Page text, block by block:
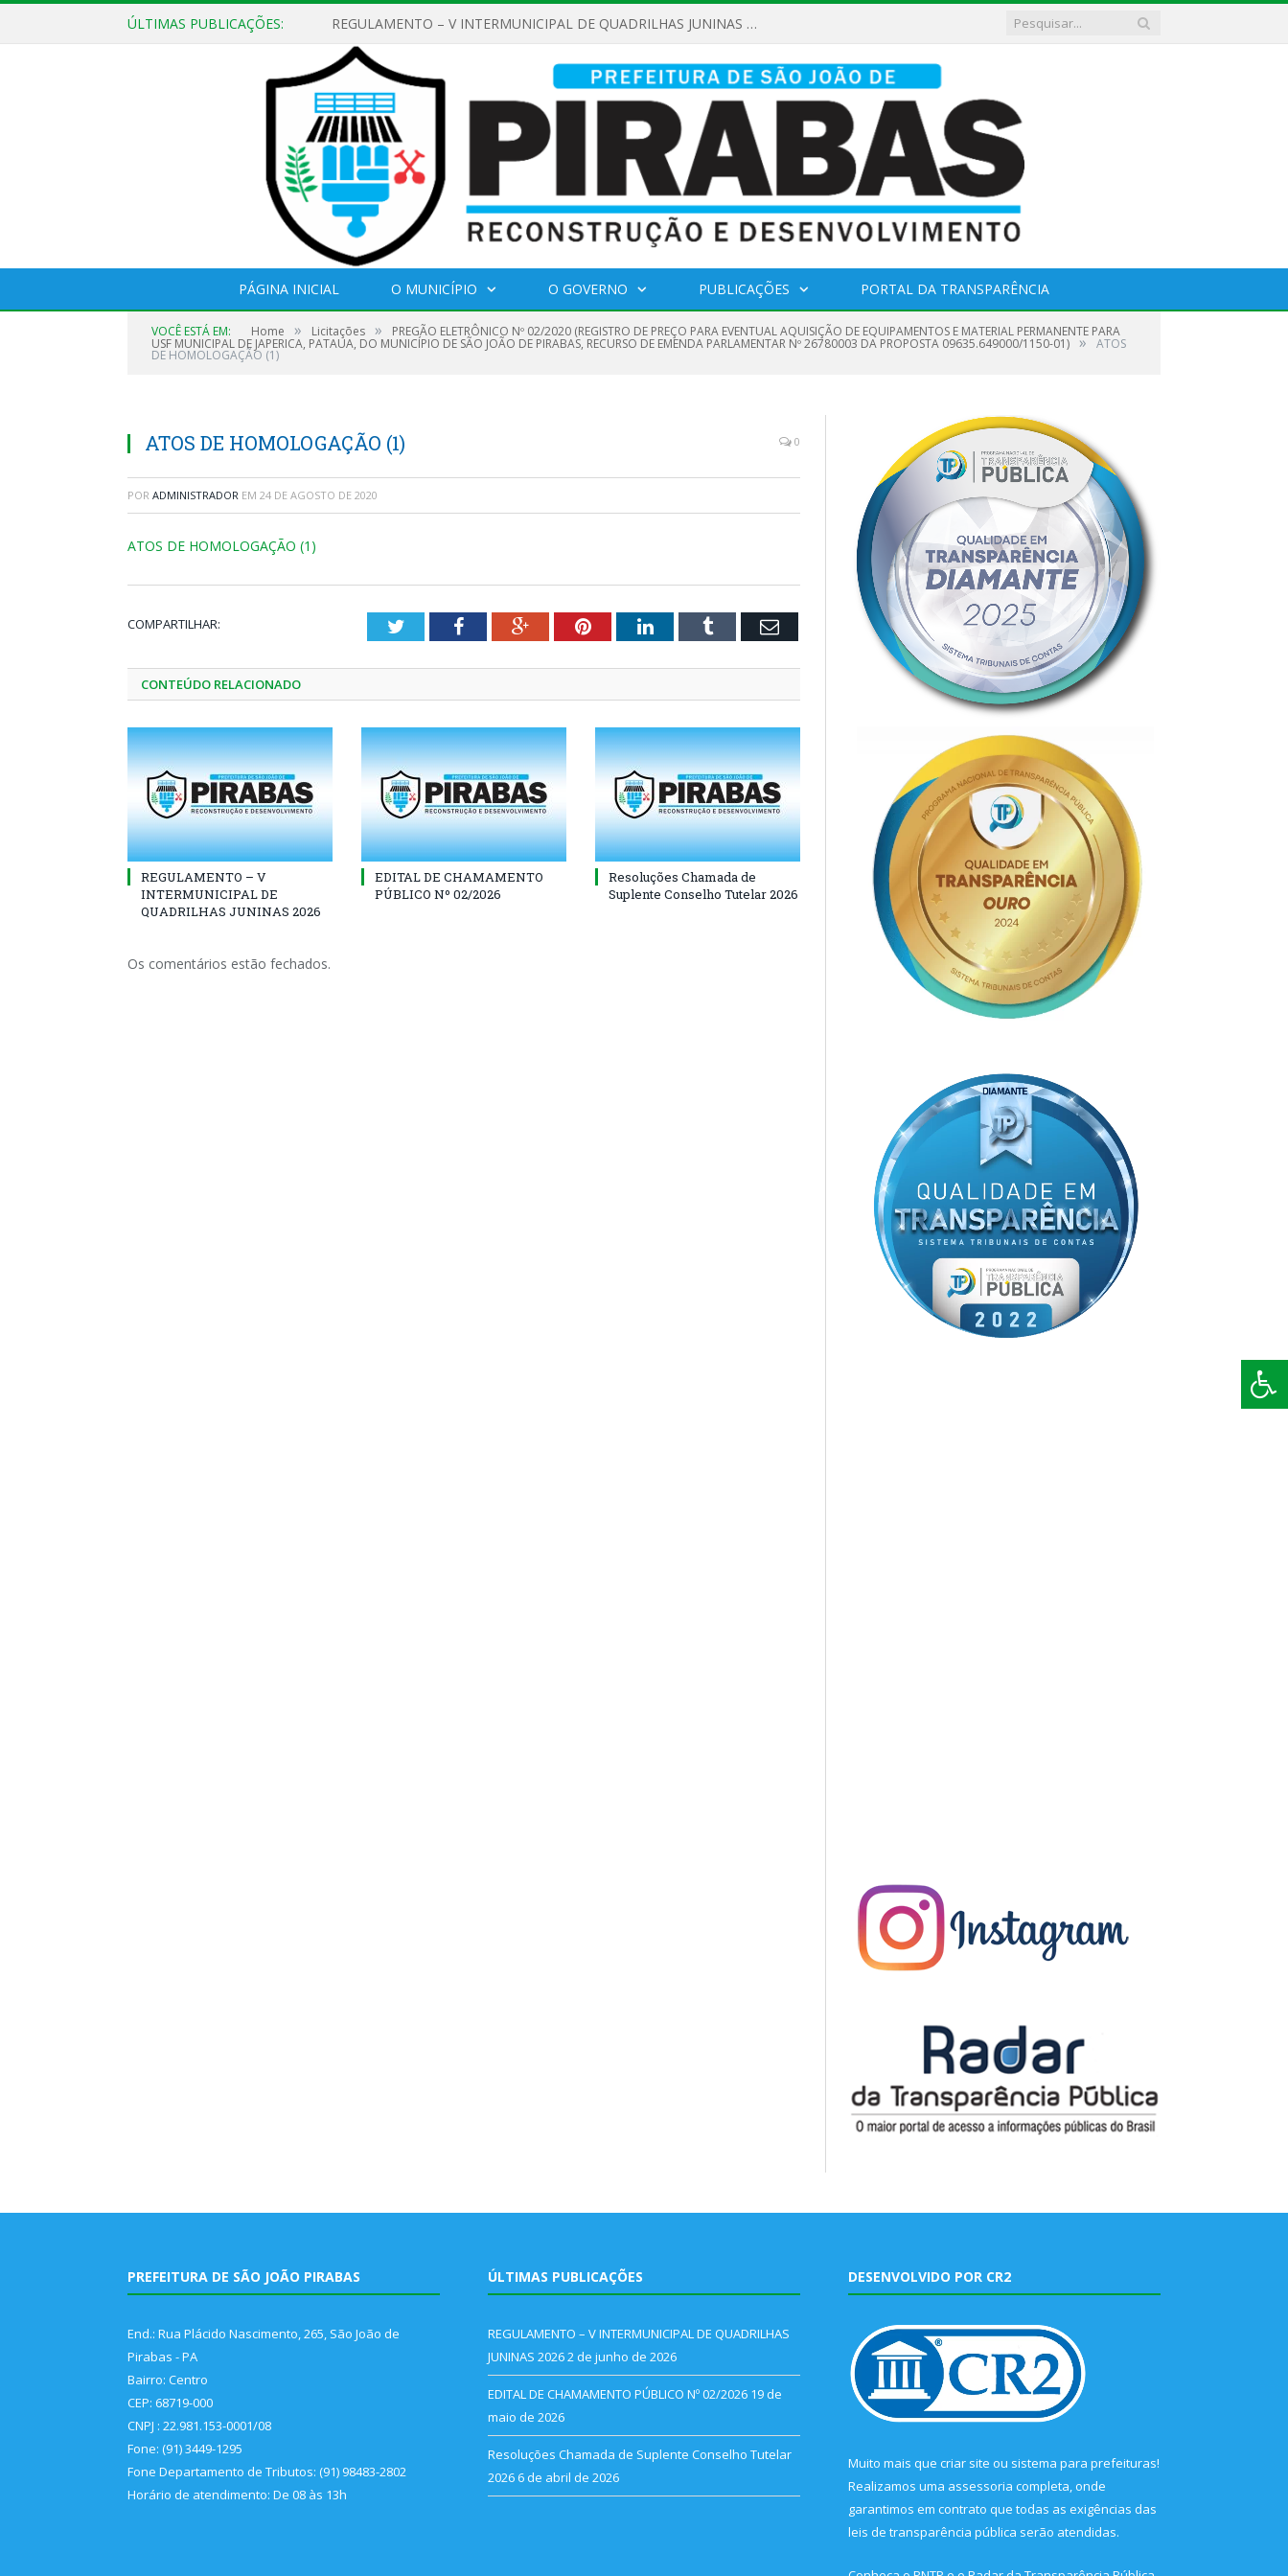
ÚLTIMAS PUBLICAÇÕES: REGULAMENTO – V INTERMUNICIPAL DE QUADRILHAS JUNINAS 2026
PÁGINA INICIAL O MUNICÍPIO O GOVERNO PUBLICAÇÕES PORTAL DA TRANSPARÊNCIA
VOCÊ ESTÁ EM: Home » Licitações » PREGÃO ELETRÔNICO Nº 02/2020 (REGISTRO DE PREÇO PARA EVENTUAL AQUISIÇÃO DE EQUIPAMENTOS E MATERIAL PERMANENTE PARA
USF MUNICIPAL DE JAPERICA, PATAUA, DO MUNICÍPIO DE SÃO JOÃO DE PIRABAS, RECURSO DE EMENDA PARLAMENTAR Nº 26780003 DA PROPOSTA 09635.649000/1150-01) » ATOS
DE HOMOLOGAÇÃO (1)
ATOS DE HOMOLOGAÇÃO (1) 0
POR ADMINISTRADOR EM 24 DE AGOSTO DE 2020
ATOS DE HOMOLOGAÇÃO (1)
COMPARTILHAR: TwitterFacebookGoogle+PinterestLinkedInTumblr Email
CONTEÚDO RELACIONADO
REGULAMENTO – V
INTERMUNICIPAL DE
QUADRILHAS JUNINAS 2026
EDITAL DE CHAMAMENTO
PÚBLICO Nº 02/2026
Resoluções Chamada de
Suplente Conselho Tutelar 2026
Os comentários estão fechados.
PREFEITURA DE SÃO JOÃO PIRABAS
End.: Rua Plácido Nascimento, 265, São João de
Pirabas - PA
Bairro: Centro
CEP: 68719-000
CNPJ : 22.981.153-0001/08
Fone: (91) 3449-1295
Fone Departamento de Tributos: (91) 98483-2802
Horário de atendimento: De 08 às 13h
ÚLTIMAS PUBLICAÇÕES
REGULAMENTO – V INTERMUNICIPAL DE QUADRILHAS
JUNINAS 20262 de junho de 2026
EDITAL DE CHAMAMENTO PÚBLICO Nº 02/2026 19 de
maio de 2026
Resoluções Chamada de Suplente Conselho Tutelar
2026 6 de abril de 2026
DESENVOLVIDO POR CR2
Muito mais que criar site ou sistema para prefeituras!
Realizamos uma assessoria completa, onde
garantimos em contrato que todas as exigências das
leis de transparência pública serão atendidas.